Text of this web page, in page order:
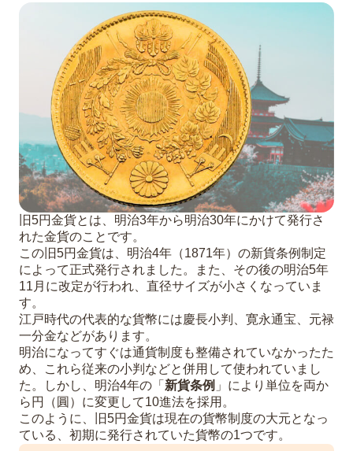
旧5円金貨とは、明治3年から明治30年にかけて発行さ
れた金貨のことです。
この旧5円金貨は、明治4年（1871年）の新貨条例制定
によって正式発行されました。また、その後の明治5年
11月に改定が行われ、直径サイズが小さくなっていま
す。
江戸時代の代表的な貨幣には慶長小判、寛永通宝、元禄
一分金などがあります。
明治になってすぐは通貨制度も整備されていなかったた
め、これら従来の小判などと併用して使われていまし
た。しかし、明治4年の「 新貨条例 」により単位を両か
ら円（圓）に変更して10進法を採用。
このように、旧5円金貨は現在の貨幣制度の大元となっ
ている、初期に発行されていた貨幣の1つです。